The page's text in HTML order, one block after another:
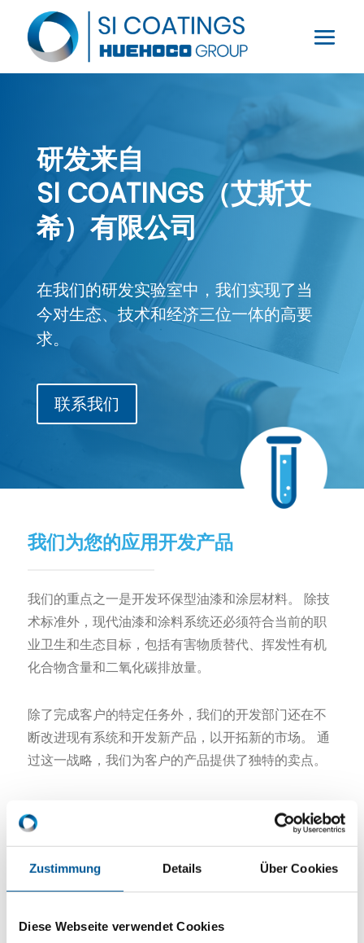
Zustimmung Details Über Cookies
Diese Webseite verwendet Cookies
研发来自
SI COATINGS（艾斯艾
希）有限公司
在我们的研发实验室中，我们实现了当
今对生态、技术和经济三位一体的高要
求。
联系我们
我们为您的应用开发产品
我们的重点之一是开发环保型油漆和涂层材料。 除技
术标准外，现代油漆和涂料系统还必须符合当前的职
业卫生和生态目标，包括有害物质替代、挥发性有机
化合物含量和二氧化碳排放量。
除了完成客户的特定任务外，我们的开发部门还在不
断改进现有系统和开发新产品，以开拓新的市场。 通
过这一战略，我们为客户的产品提供了独特的卖点。